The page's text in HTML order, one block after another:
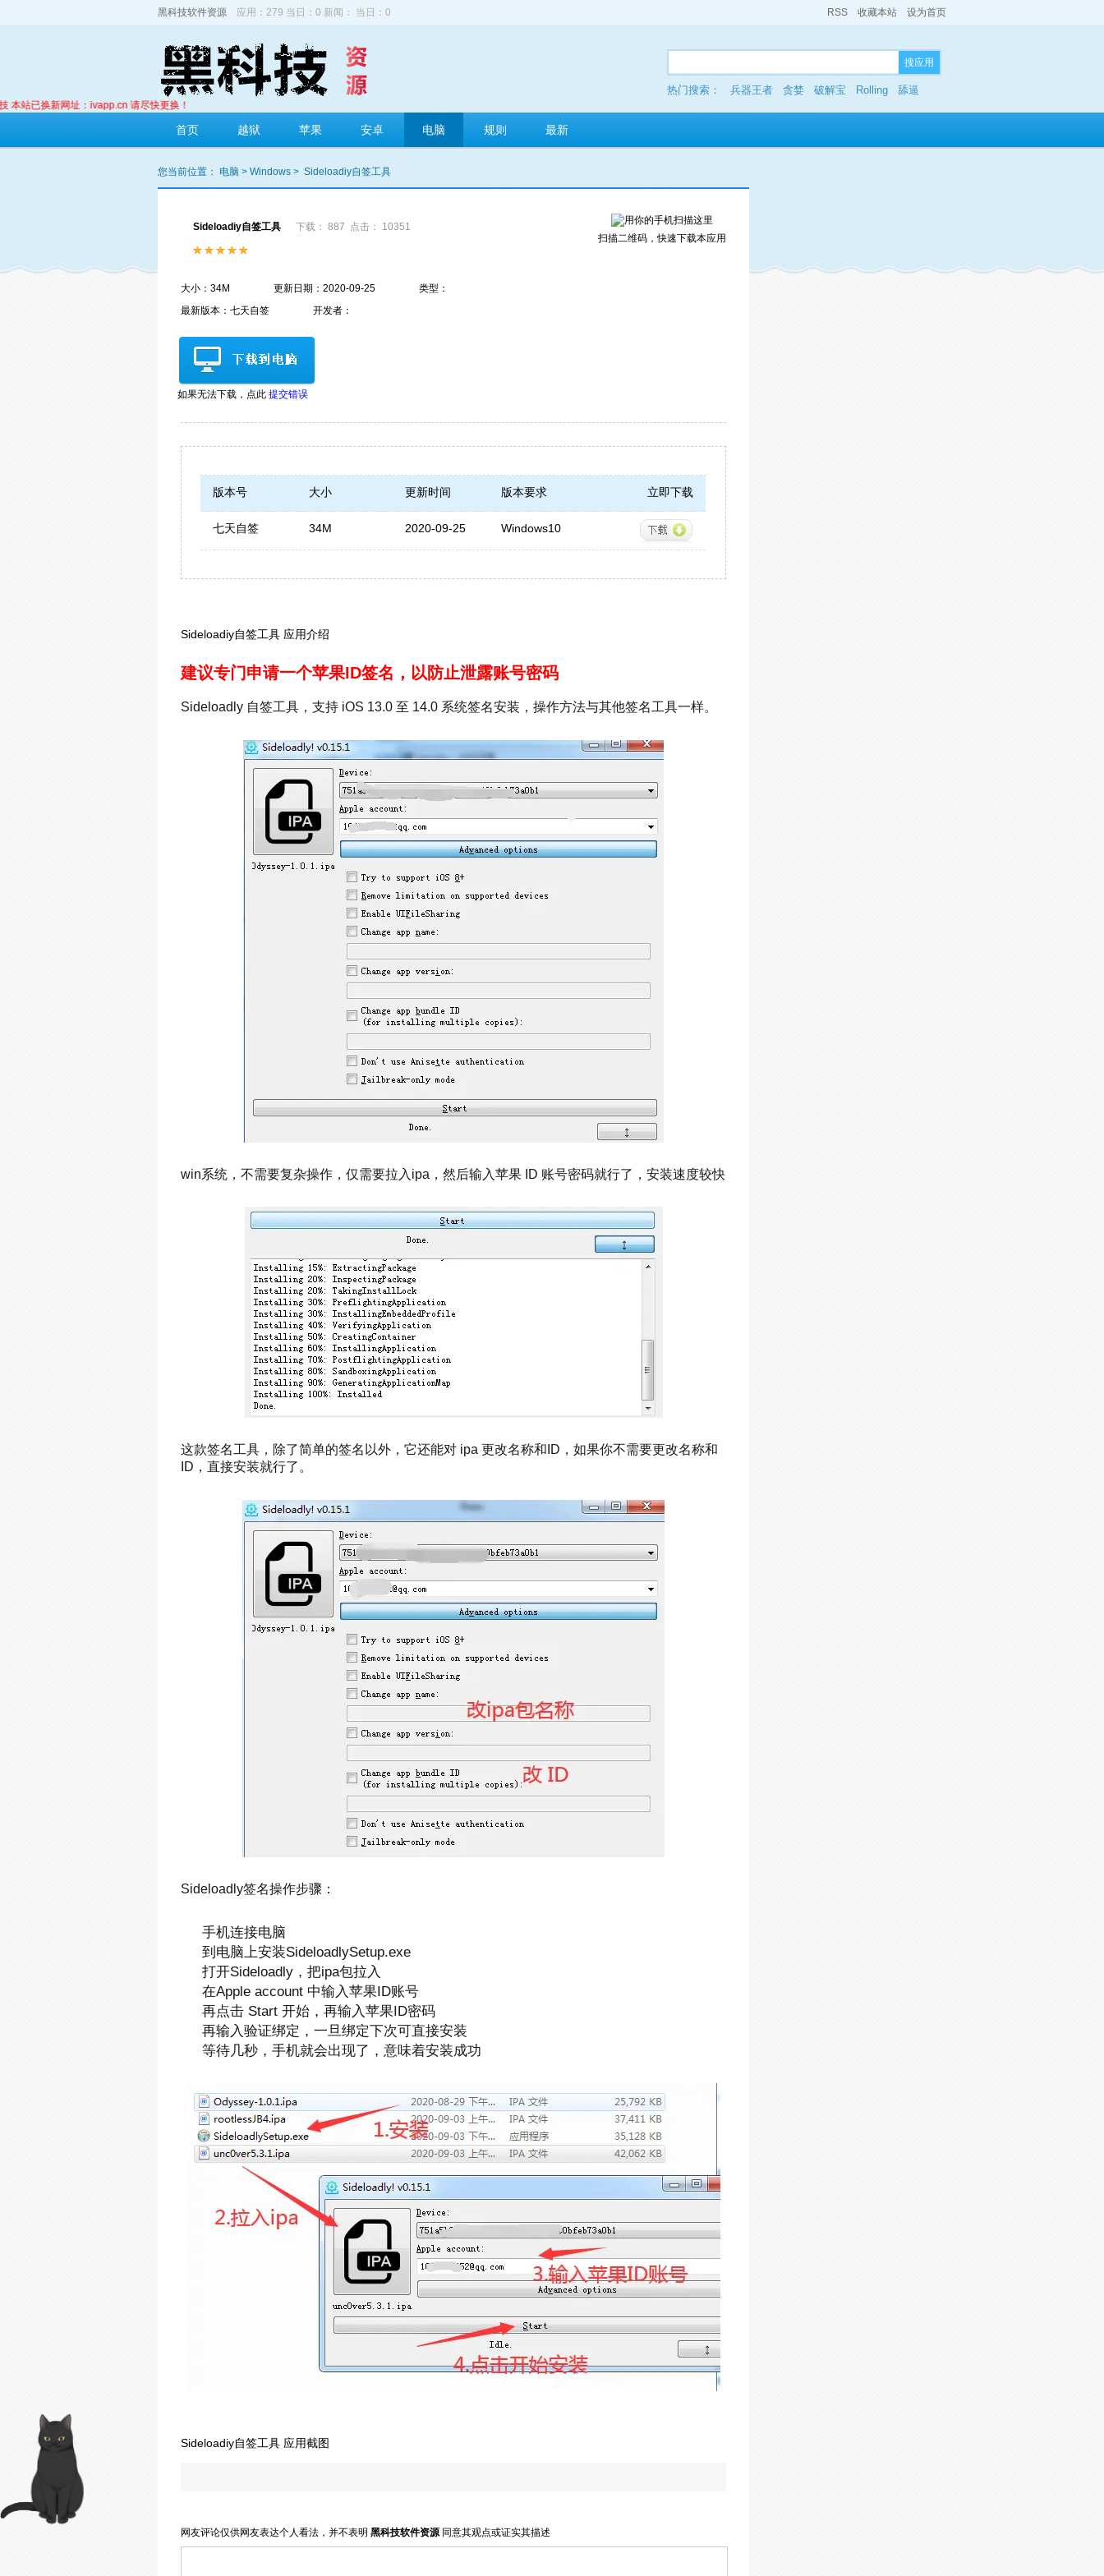
黑科技软件资源 应用：279 当日：0 新闻： 当日：0 RSS 收藏本站 设为首页
搜应用
热门搜索： 兵器王者 贪婪 破解宝 Rolling 舔逼
网址：ivapp.cn 请尽快更换！
首页 越狱 苹果 安卓 电脑 规则 最新
您当前位置： 电脑 > Windows > Sideloadiy自签工具
扫描二维码，快速下载本应用
Sideloadiy自签工具 下载： 887 点击： 10351
大小：34M 更新日期：2020-09-25
类型：
最新版本：七天自签
开发者：
如果无法下载， 点此 提交错误
版本号 大小 更新时间 版本要求 立即下载
七天自签 34M 2020-09-25 Windows10
Sideloadiy自签工具 应用介绍
建议专门申请一个苹果ID签名，以防止泄露账号密码
Sideloadly 自签工具，支持 iOS 13.0 至 14.0 系统签名安装，操作方法与其他签名工具一样。
win系统，不需要复杂操作，仅需要拉入ipa，然后输入苹果 ID 账号密码就行了，安装速度较快
这款签名工具，除了简单的签名以外，它还能对 ipa 更改名称和ID，如果你不需要更改名称和
ID，直接安装就行了。
Sideloadly签名操作步骤：
手机连接电脑
到电脑上安装SideloadlySetup.exe
打开Sideloadly，把ipa包拉入
在Apple account 中输入苹果ID账号
再点击 Start 开始，再输入苹果ID密码
再输入验证绑定，一旦绑定下次可直接安装
等待几秒，手机就会出现了，意味着安装成功
Sideloadiy自签工具 应用截图
网友评论仅供网友表达个人看法，并不表明 黑科技软件资源同意其观点或证实其描述